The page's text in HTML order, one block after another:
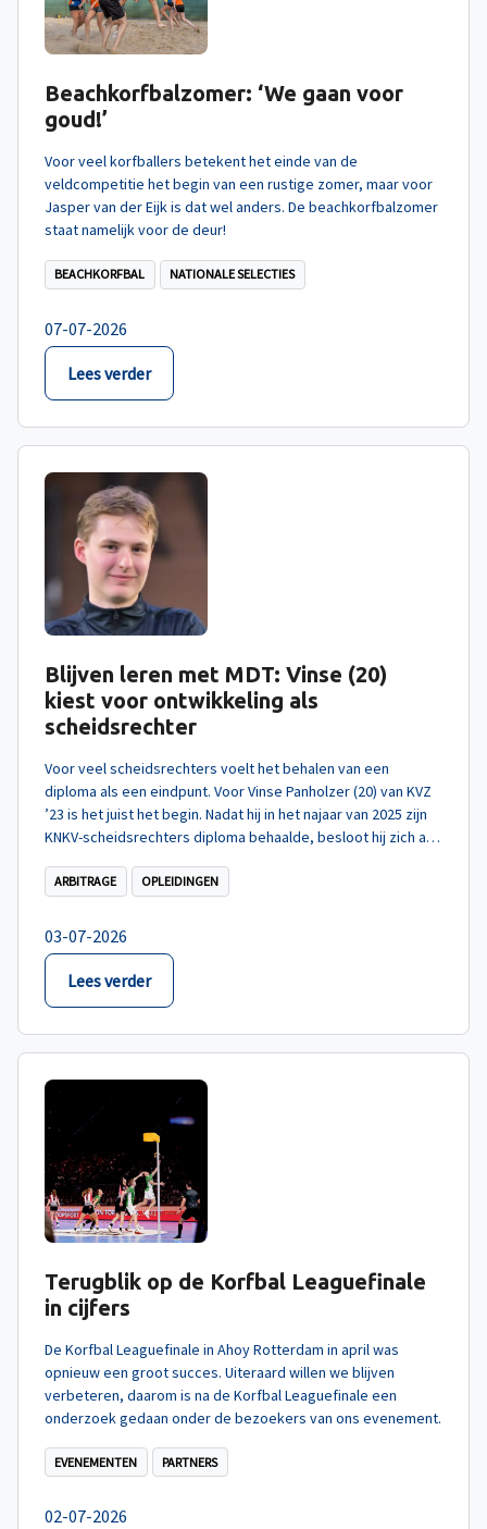
Beachkorfbalzomer: ‘We gaan voor
goud!’
Voor veel korfballers betekent het einde van de
veldcompetitie het begin van een rustige zomer, maar voor
Jasper van der Eijk is dat wel anders. De beachkorfbalzomer
staat namelijk voor de deur!
BEACHKORFBAL NATIONALE SELECTIES
07-07-2026
Lees verder
Blijven leren met MDT: Vinse (20)
kiest voor ontwikkeling als
scheidsrechter
Voor veel scheidsrechters voelt het behalen van een
diploma als een eindpunt. Voor Vinse Panholzer (20) van KVZ
’23 is het juist het begin. Nadat hij in het najaar van 2025 zijn
KNKV-scheidsrechters diploma behaalde, besloot hij zich aan
ARBITRAGE OPLEIDINGEN
03-07-2026
Lees verder
Terugblik op de Korfbal Leaguefinale
in cijfers
De Korfbal Leaguefinale in Ahoy Rotterdam in april was
opnieuw een groot succes. Uiteraard willen we blijven
verbeteren, daarom is na de Korfbal Leaguefinale een
onderzoek gedaan onder de bezoekers van ons evenement.
EVENEMENTEN PARTNERS
02-07-2026